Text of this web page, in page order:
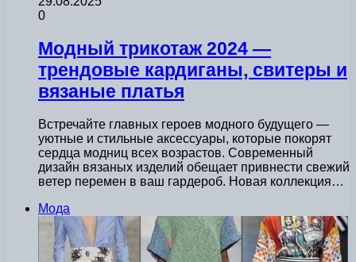
0
Модный трикотаж 2024 —
трендовые кардиганы, свитеры и
вязаные платья
Встречайте главных героев модного будущего —
уютные и стильные аксессуары, которые покорят
сердца модниц всех возрастов. Современный
дизайн вязаных изделий обещает привнести свежий
ветер перемен в ваш гардероб. Новая коллекция…
Мода